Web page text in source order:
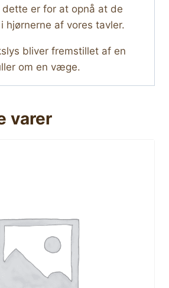
er for at opnå at de
hjørnerne af vores tavler.
bliver fremstillet af en
om en væge.
varer